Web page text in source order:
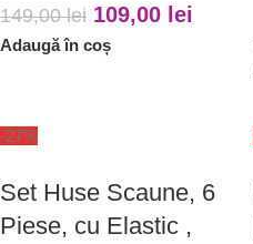
149,00lei 109,00 lei
Adaugă în coș
-27%
Set Huse Scaune, 6
Piese, cu Elastic ,